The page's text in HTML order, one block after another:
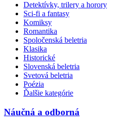
Detektívky, trilery a horory
Sci-fi a fantasy
Komiksy
Romantika
Spoločenská beletria
Klasika
Historické
Slovenská beletria
Svetová beletria
Poézia
Ďalšie kategórie
Náučná a odborná